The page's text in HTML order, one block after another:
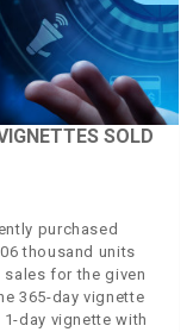
SOLD
purchased
thousand units
for the given
365-day vignette
day vignette with